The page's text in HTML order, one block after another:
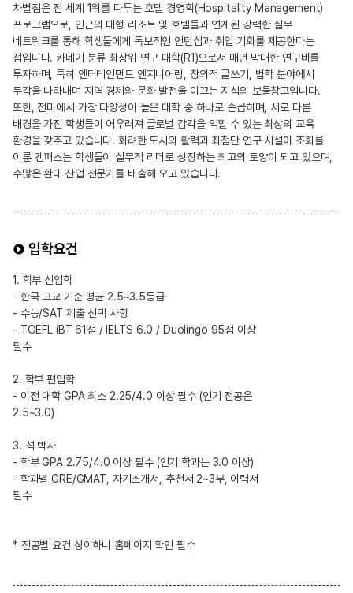
차별점은 전 세계 1위를 다투는 호텔 경영학(Hospitality Management)
프로그램으로, 인근의 대형 리조트 및 호텔들과 연계된 강력한 실무
네트워크를 통해 학생들에게 독보적인 인턴십과 취업 기회를 제공한다는
점입니다. 카네기 분류 최상위 연구 대학(R1)으로서 매년 막대한 연구비를
투자하며, 특히 엔터테인먼트 엔지니어링, 창의적 글쓰기, 법학 분야에서
두각을 나타내며 지역 경제와 문화 발전을 이끄는 지식의 보물창고입니다.
또한, 전미에서 가장 다양성이 높은 대학 중 하나로 손꼽히며, 서로 다른
배경을 가진 학생들이 어우러져 글로벌 감각을 익힐 수 있는 최상의 교육
환경을 갖추고 있습니다. 화려한 도시의 활력과 최첨단 연구 시설이 조화를
이룬 캠퍼스는 학생들이 실무적 리더로 성장하는 최고의 토양이 되고 있으며,
수많은 환대 산업 전문가를 배출해 오고 있습니다.
입학요건
1. 학부 신입학
- 한국 고교 기준 평균 2.5~3.5등급
- 수능/SAT 제출 선택 사항
- TOEFL iBT 61점 / IELTS 6.0 / Duolingo 95점 이상
필수
2. 학부 편입학
- 이전 대학 GPA 최소 2.25/4.0 이상 필수 (인기 전공은
2.5~3.0)
3. 석·박사
- 학부 GPA 2.75/4.0 이상 필수 (인기 학과는 3.0 이상)
- 학과별 GRE/GMAT, 자기소개서, 추천서 2~3부, 이력서
필수
* 전공별 요건 상이하니 홈페이지 확인 필수